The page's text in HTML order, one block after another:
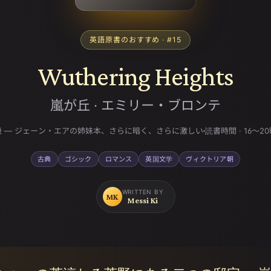
英語原書のおすすめ · #15
Wuthering Heights
嵐が丘 · エミリー・ブロンテ
— ジェーン・エアの姉妹本、さらに暗く、さらに激しい 読書時間 · 16〜20
古典 ゴシック ロマンス 英国文学 ヴィクトリア朝
MK
WRITTEN BY
Messi Ki